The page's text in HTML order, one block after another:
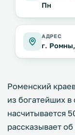
Пн
АДРЕС
г.
Роменский
из богатейших
насчитывается
рассказывает